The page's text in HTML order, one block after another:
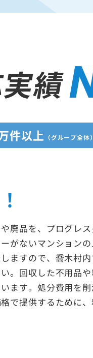
績
件以上 （グループ全体）
廃品を、プログレス
がないマンション
ますので、喬木村内
。回収した不用品や
ます。処分費用を
で提供するために